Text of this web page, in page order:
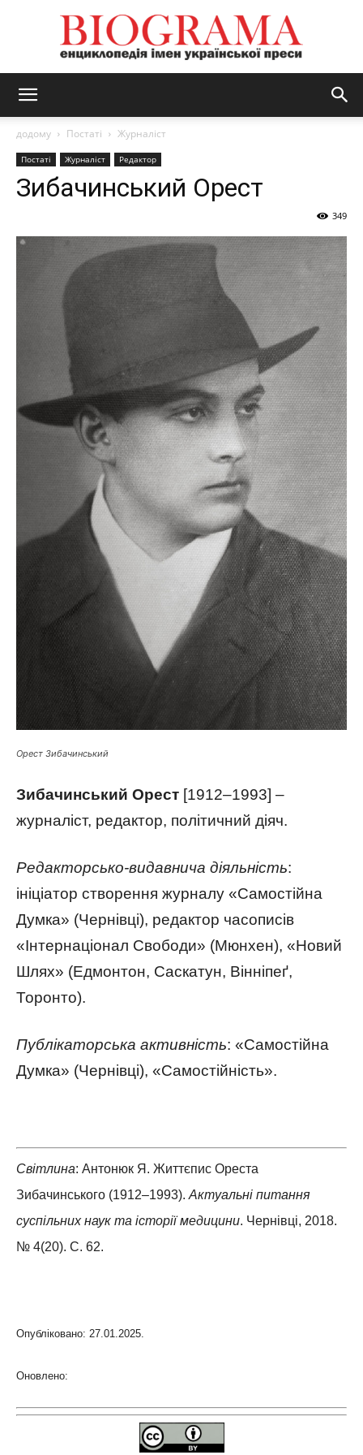
додому Постаті Журналіст
Постаті Журналіст Редактор
Зибачинський Орест
349
Орест Зибачинський
Зибачинський Орест [1912–1993] –
журналіст, редактор, політичний діяч.
Редакторсько-видавнича діяльність:
ініціатор створення журналу «Самостійна
Думка» (Чернівці), редактор часописів
«Інтернаціонал Свободи» (Мюнхен), «Новий
Шлях» (Едмонтон, Саскатун, Вінніпеґ,
Торонто).
Публікаторська активність: «Самостійна
Думка» (Чернівці), «Самостійність».
Світлина: Антонюк Я. Життєпис Ореста
Зибачинського (1912–1993). Актуальні питання
суспільних наук та історії медицини. Чернівці, 2018.
№ 4(20). С. 62.
Опубліковано: 27.01.2025.
Оновлено: